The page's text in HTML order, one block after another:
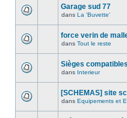
Garage sud 77
dans La 'Buvette'
force verin de
dans Tout le reste
Sièges compatibles
dans Interieur
[SCHEMAS] site
dans Equipements et